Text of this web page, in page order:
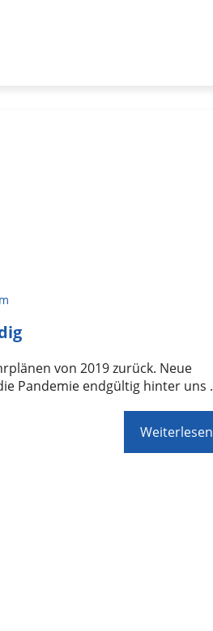
von 2019 zurück. Neue
Pandemie endgültig hinter uns
Weiterlesen